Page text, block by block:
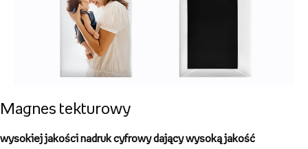
Magnes tekturowy
wysokiej jakości nadruk cyfrowy dający wysoką jakość